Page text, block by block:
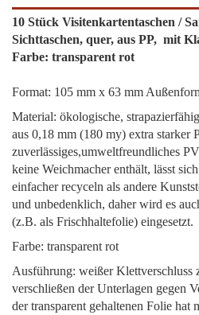
10 Stück Visitenkartentaschen /
Sichttaschen, quer, aus PP, mit
Farbe: transparent rot
Format: 105 mm x 63 mm
Material: ökologische,
aus 0,18 mm (180 my) extra starker
zuverlässiges,umweltfreundliches
keine Weichmacher enthält, lässt
einfacher recyceln als andere
und unbedenklich, daher wird es
(z.B. als Frischhaltefolie) eingesetzt.
Farbe: transparent rot
Ausführung: weißer Klettverschluss
verschließen der Unterlagen gegen
der transparent gehaltenen Folie hat